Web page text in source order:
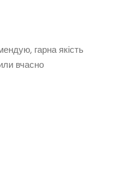
гарна якість
вчасно